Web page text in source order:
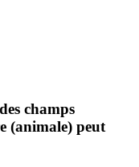
champs
(animale) peut